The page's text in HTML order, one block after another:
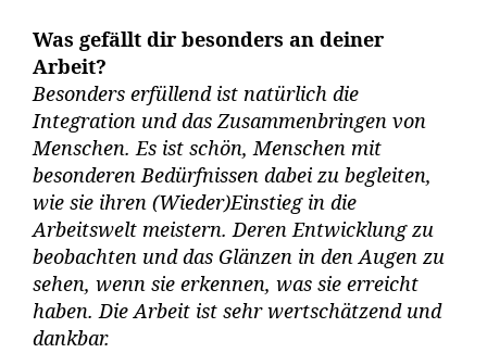
Was gefällt dir besonders an deiner
Arbeit?
Besonders erfüllend ist natürlich die
Integration und das Zusammenbringen von
Menschen. Es ist schön, Menschen mit
besonderen Bedürfnissen dabei zu begleiten,
wie sie ihren (Wieder)Einstieg in die
Arbeitswelt meistern. Deren Entwicklung zu
beobachten und das Glänzen in den Augen zu
sehen, wenn sie erkennen, was sie erreicht
haben. Die Arbeit ist sehr wertschätzend und
dankbar.